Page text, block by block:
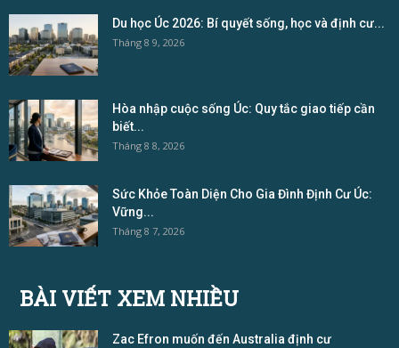
Du học Úc 2026: Bí quyết sống, học và định cư...
Tháng 8 9, 2026
Hòa nhập cuộc sống Úc: Quy tắc giao tiếp cần
biết...
Tháng 8 8, 2026
Sức Khỏe Toàn Diện Cho Gia Đình Định Cư Úc:
Vững...
Tháng 8 7, 2026
BÀI VIẾT XEM NHIỀU
Zac Efron muốn đến Australia định cư